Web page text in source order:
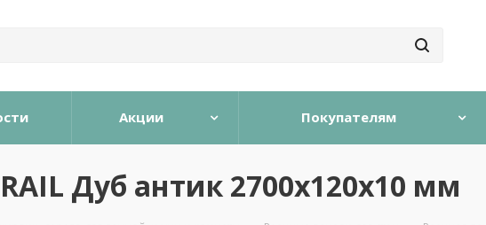
Акции Покупателям
Дуб антик 2700х120х10 мм